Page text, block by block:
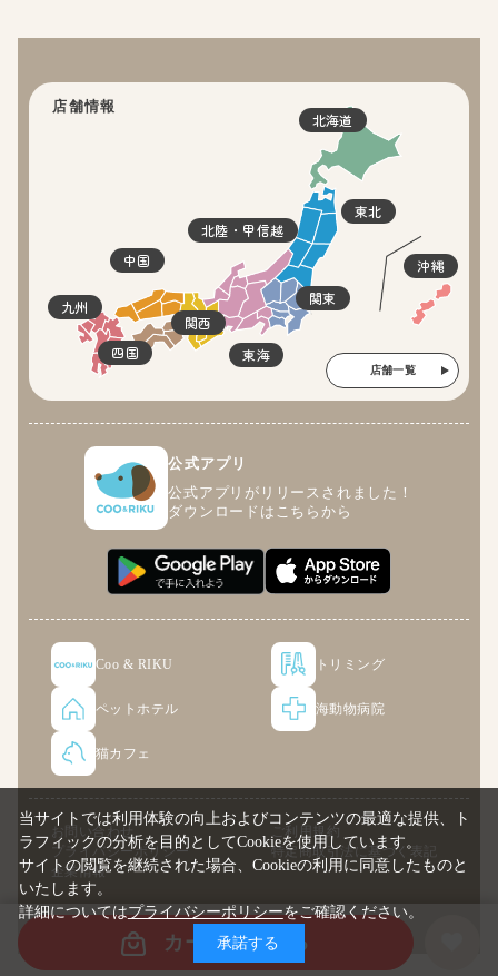
カートに入れる
店舗情報
北海道
東北
関東
北陸・甲信越
東海
関西
四国
中国
九州
沖縄
店舗一覧
公式アプリ
公式アプリがリリースされました！
ダウンロードはこちらから
Coo & RIKU トリミング
ペットホテル 海動物病院
猫カフェ
お問い合わせ
ご利用規約
プライバシーポリシー
特定商取引法に基づく表記
企業情報
© COO PREMIUM ONLINE
当サイトでは利用体験の向上およびコンテンツの最適な提供、ト
ラフィックの分析を目的としてCookieを使用しています。
サイトの閲覧を継続された場合、Cookieの利用に同意したものと
いたします。
詳細についてはプライバシーポリシーをご確認ください。
承諾する